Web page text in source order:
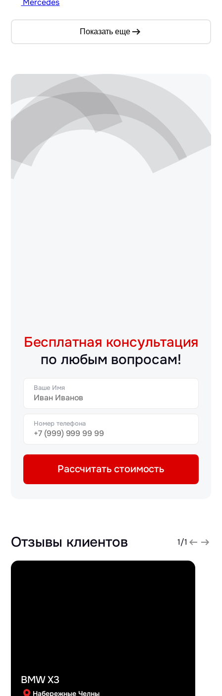
Mercedes
Показать еще
Бесплатная консультация
по любым вопросам!
Ваше Имя
Номер телефона
Рассчитать стоимость
Отзывы клиентов 1/1
BMW X3
Набережные Челны